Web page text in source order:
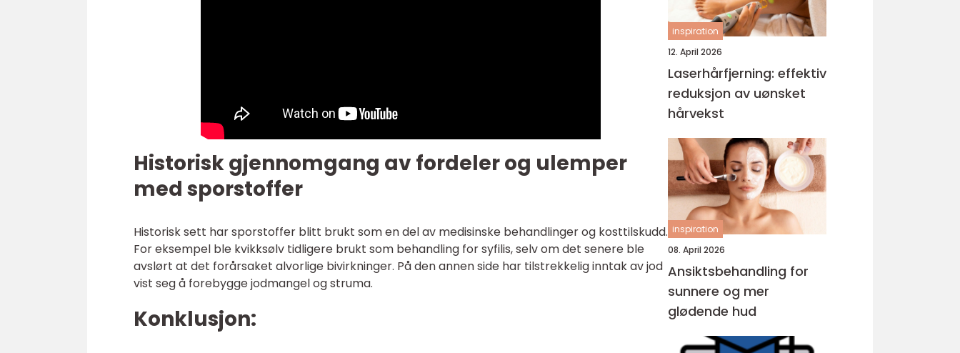
Historisk gjennomgang av fordeler og ulemper
med sporstoffer
Historisk sett har sporstoffer blitt brukt som en del av medisinske behandlinger og kosttilskudd.
For eksempel ble kvikksølv tidligere brukt som behandling for syfilis, selv om det senere ble
avslørt at det forårsaket alvorlige bivirkninger. På den annen side har tilstrekkelig inntak av jod
vist seg å forebygge jodmangel og struma.
Konklusjon:
inspiration
12. April 2026
Laserhårfjerning: effektiv
reduksjon av uønsket
hårvekst
inspiration
08. April 2026
Ansiktsbehandling for
sunnere og mer
glødende hud